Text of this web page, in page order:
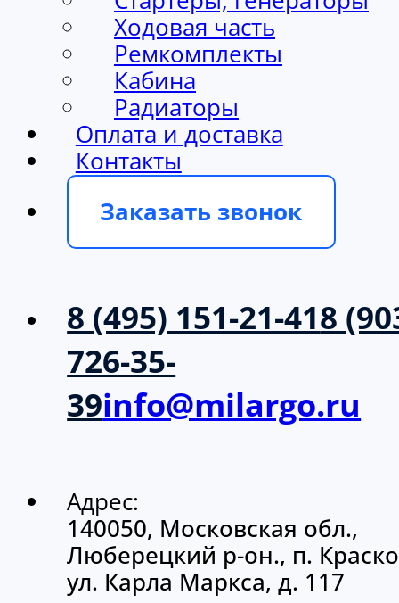
Ходовая часть
Ремкомплекты
Кабина
Радиаторы
Оплата и доставка
Контакты
Заказать звонок
8 (495) 151-21-418
726-35-
39info@milargo.ru
Адрес:
140050, Московская обл.,
Люберецкий р-он., п.
ул. Карла Маркса, д. 117